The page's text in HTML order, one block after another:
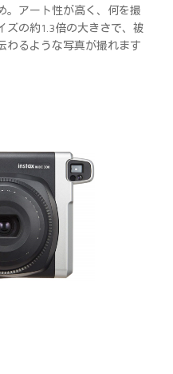
。アート性が高く、何を撮
ズの約1.3倍の大きさで、被
わるような写真が撮れます